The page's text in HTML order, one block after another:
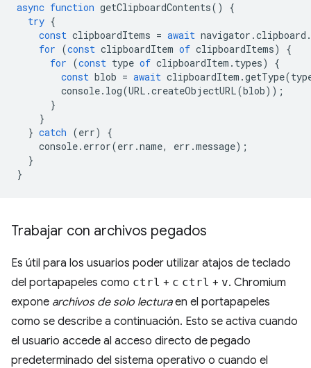
async function getClipboardContents()
{
try {
const clipboardItems = await navigator .clipboard .
for (const clipboardItem of clipboardItems)
{
for (const type of clipboardItem . types)
{
const blob = await clipboardItem .getType(
console. log(URL .createObjectURL(blob));
}
}
} catch (err)
{
console. error(err .name, err .message);
}
}
Trabajar con archivos pegados
Es útil para los usuarios poder utilizar atajos de teclado
del portapapeles como ctrl + c ctrl + v. Chromium
expone archivos de solo lecturaen el portapapeles
como se describe a continuación. Esto se activa cuando
el usuario accede al acceso directo de pegado
predeterminado del sistema operativo o cuando el